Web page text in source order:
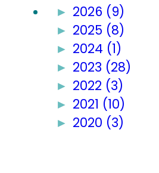
► 2026 (9)
► 2025 (8)
► 2024 (1)
► 2023 (28)
► 2022 (3)
► 2021 (10)
► 2020 (3)